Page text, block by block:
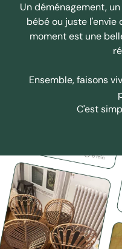
Un déménagement,
bébé ou juste l'envie
moment est une
Ensemble, faisons
C'est